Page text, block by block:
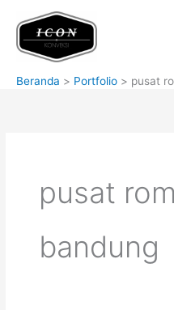
konten
Beranda Portfolio pusat
pusat
bandung